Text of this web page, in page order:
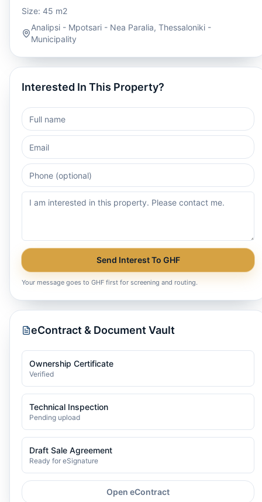
Size: 45 m2
Analipsi - Mpotsari - Nea Paralia, Thessaloniki -
Municipality
Interested In This Property?
Send Interest To GHF
Your message goes to GHF first for screening and routing.
eContract & Document Vault
Ownership Certificate
Verified
Technical Inspection
Pending upload
Draft Sale Agreement
Ready for eSignature
Open eContract